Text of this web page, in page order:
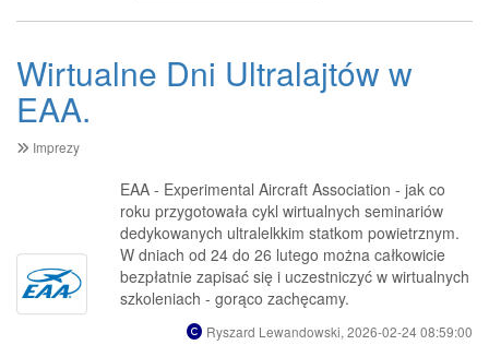
Wirtualne Dni Ultralajtów w
EAA.
Imprezy
EAA - Experimental Aircraft Association - jak co
roku przygotowała cykl wirtualnych seminariów
dedykowanych ultralelkkim statkom powietrznym.
W dniach od 24 do 26 lutego można całkowicie
bezpłatnie zapisać się i uczestniczyć w wirtualnych
szkoleniach - gorąco zachęcamy.
Ryszard Lewandowski, 2026-02-24 08:59:00